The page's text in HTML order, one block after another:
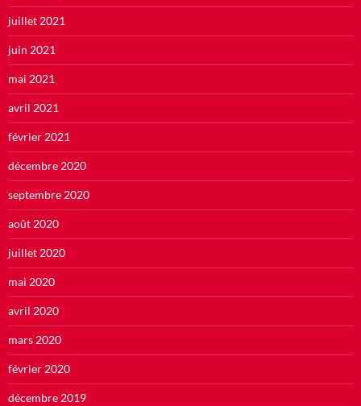
juillet 2021
juin 2021
mai 2021
avril 2021
février 2021
décembre 2020
septembre 2020
août 2020
juillet 2020
mai 2020
avril 2020
mars 2020
février 2020
décembre 2019